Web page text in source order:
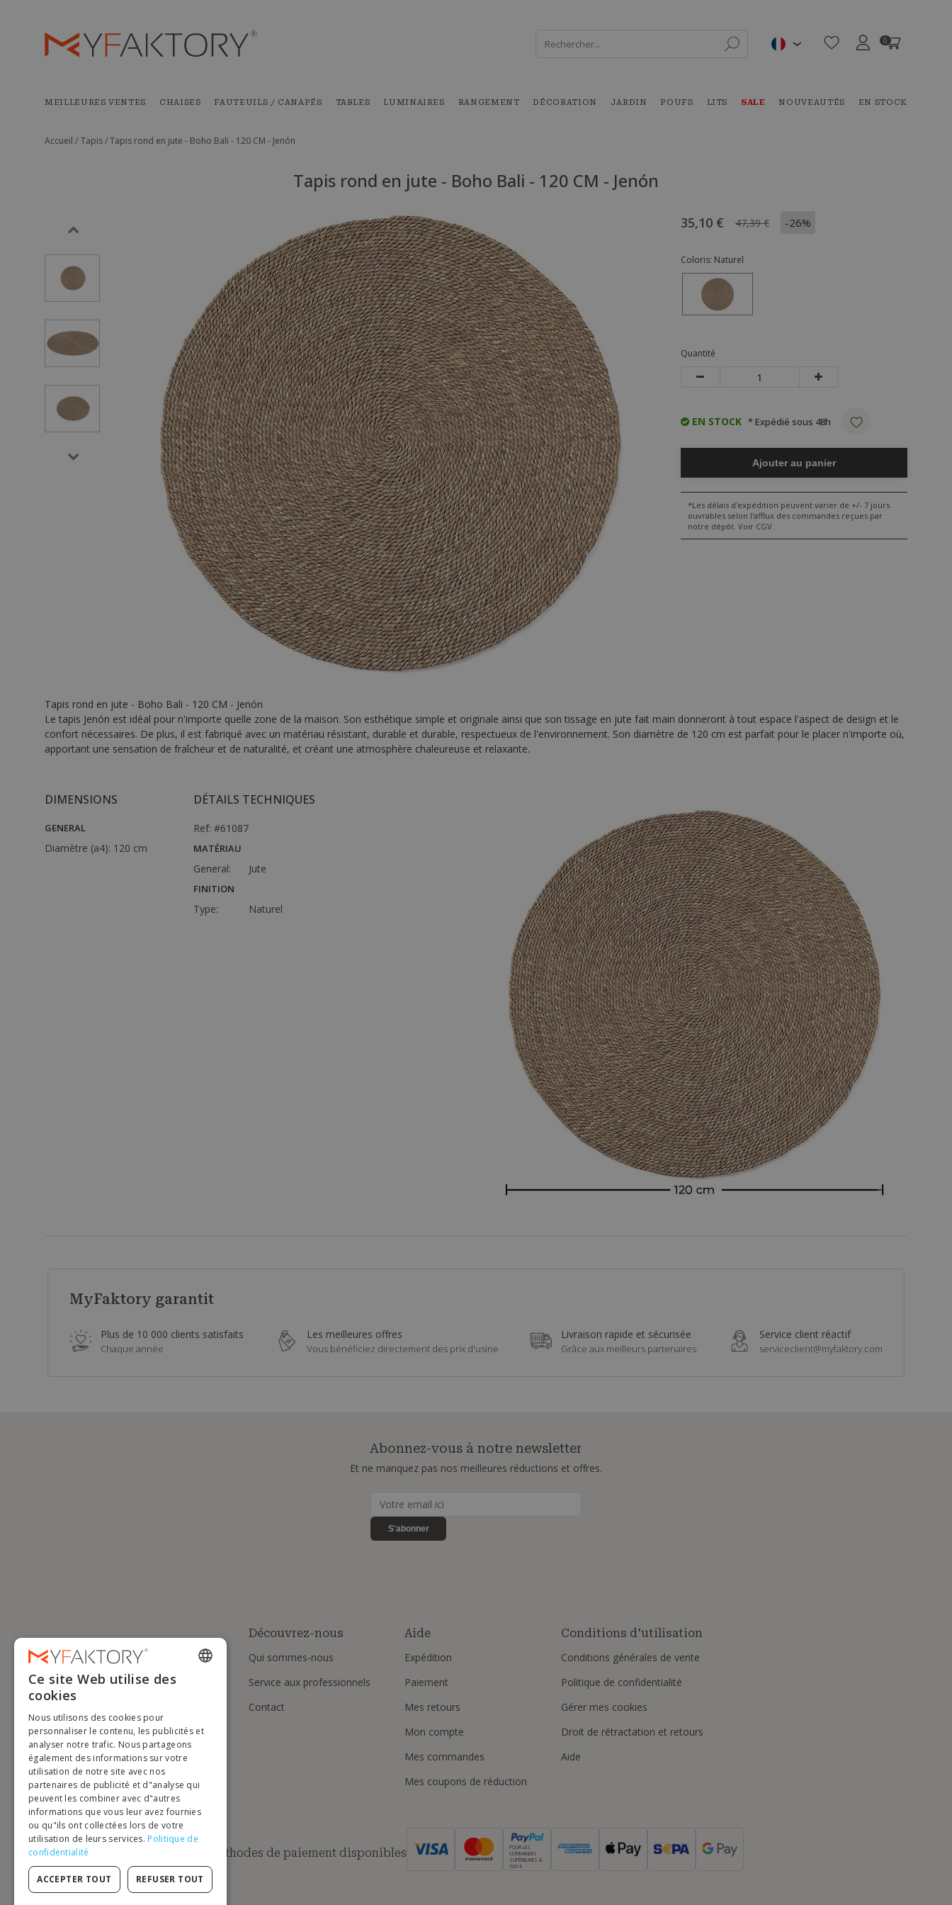
0
MEILLEURES VENTES CHAISES FAUTEUILS / CANAPÉS TABLES LUMINAIRES RANGEMENT DÉCORATION JARDIN POUFS LITS SALE NOUVEAUTÉS EN STOCK
Accueil / Tapis /Tapis rond en jute - Boho Bali - 120 CM - Jenón
Tapis rond en jute - Boho Bali - 120 CM - Jenón
35,10 € 47,39 € -26%
Coloris: Naturel
Quantité
EN STOCK * Expédié sous 48h
Ajouter au panier
*Les délais d'expédition peuvent varier de +/- 7 jours
ouvrables selon l'afflux des commandes reçues par
notre dépôt. Voir CGV.
Tapis rond en jute - Boho Bali - 120 CM - Jenón
Le tapis Jenón est idéal pour n'importe quelle zone de la maison. Son esthétique simple et originale ainsi que son tissage en jute fait main donneront à tout espace l'aspect de design et le
confort nécessaires. De plus, il est fabriqué avec un matériau résistant, durable et durable, respectueux de l'environnement. Son diamètre de 120 cm est parfait pour le placer n'importe où,
apportant une sensation de fraîcheur et de naturalité, et créant une atmosphère chaleureuse et relaxante.
DIMENSIONS
GENERAL
Diamètre (a4): 120 cm
DÉTAILS TECHNIQUES
Ref: #61087
MATÉRIAU
General: Jute
FINITION
Type: Naturel
MyFaktory garantit
Plus de 10 000 clients satisfaits
Chaque année
Les meilleures offres
Vous bénéficiez directement des prix d'usine
Livraison rapide et sécurisée
Grâce aux meilleurs partenaires
Service client réactif
serviceclient@myfaktory.com
Abonnez-vous à notre newsletter
Et ne manquez pas nos meilleures réductions et offres.
S'abonner
Découvrez-nous
Qui sommes-nous
Service aux professionnels
Contact
Aide
Expédition
Paiement
Mes retours
Mon compte
Mes commandes
Mes coupons de réduction
Conditions d'utilisation
Conditions générales de vente
Politique de confidentialité
Gérer mes cookies
Droit de rétractation et retours
Aide
Méthodes de paiement disponibles
POUR LES
COMMANDES
SUPÉRIEURES À
500 €
ENGLISH
DUTCH
GERMAN
PORTUGUESE
SPANISH
Ce site Web utilise des
cookies
Nous utilisons des cookies pour
personnaliser le contenu, les publicités et
analyser notre trafic. Nous partageons
également des informations sur votre
utilisation de notre site avec nos
partenaires de publicité et d"analyse qui
peuvent les combiner avec d"autres
informations que vous leur avez fournies
ou qu"ils ont collectées lors de votre
utilisation de leurs services. Politique de
confidentialité
ACCEPTER TOUT REFUSER TOUT